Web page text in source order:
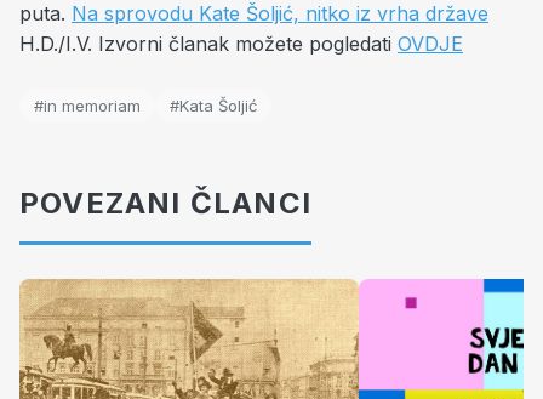
puta. Na sprovodu Kate Šoljić, nitko iz vrha države
H.D./I.V. Izvorni članak možete pogledati OVDJE
#in memoriam #Kata Šoljić
POVEZANI ČLANCI